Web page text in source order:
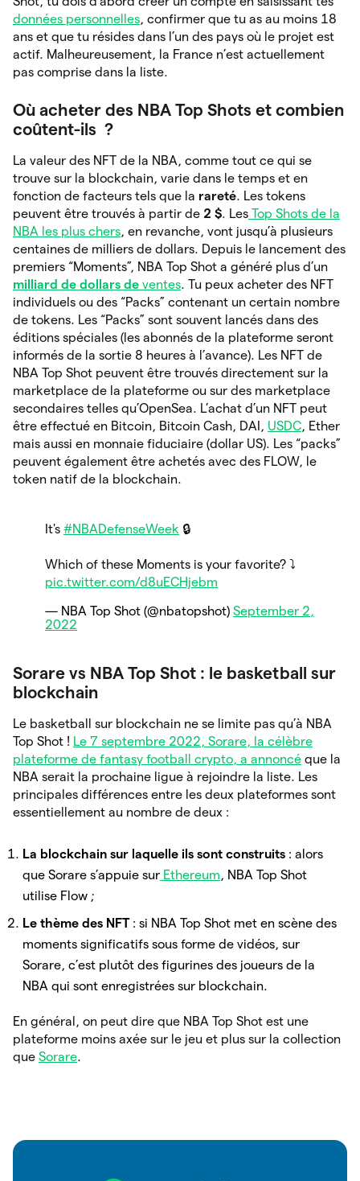
données personnelles, confirmer que tu as au moins 18
ans et que tu résides dans l’un des pays où le projet est
actif. Malheureusement, la France n’est actuellement
pas comprise dans la liste.
Où acheter des NBA Top Shots et combien
coûtent-ils ?
La valeur des NFT de la NBA, comme tout ce qui se
trouve sur la blockchain, varie dans le temps et en
fonction de facteurs tels que la rareté. Les tokens
peuvent être trouvés à partir de 2 $. Les Top Shots de la
NBA les plus chers, en revanche, vont jusqu’à plusieurs
centaines de milliers de dollars. Depuis le lancement des
premiers “Moments”, NBA Top Shot a généré plus d’un
milliard de dollars de ventes. Tu peux acheter des NFT
individuels ou des “Packs” contenant un certain nombre
de tokens. Les “Packs” sont souvent lancés dans des
éditions spéciales (les abonnés de la plateforme seront
informés de la sortie 8 heures à l’avance). Les NFT de
NBA Top Shot peuvent être trouvés directement sur la
marketplace de la plateforme ou sur des marketplace
secondaires telles qu’OpenSea. L’achat d’un NFT peut
être effectué en Bitcoin, Bitcoin Cash, DAI, USDC, Ether
mais aussi en monnaie fiduciaire (dollar US). Les “packs”
peuvent également être achetés avec des FLOW, le
token natif de la blockchain.
It's #NBADefenseWeek 🔒
Which of these Moments is your favorite? ⤵️
pic.twitter.com/d8uECHjebm
— NBA Top Shot (@nbatopshot) September 2,
2022
Sorare vs NBA Top Shot : le basketball sur
blockchain
Le basketball sur blockchain ne se limite pas qu’à NBA
Top Shot ! Le 7 septembre 2022, Sorare, la célèbre
plateforme de fantasy football crypto, a annoncé que la
NBA serait la prochaine ligue à rejoindre la liste. Les
principales différences entre les deux plateformes sont
essentiellement au nombre de deux :
La blockchain sur laquelle ils sont construits : alors
que Sorare s’appuie sur Ethereum, NBA Top Shot
utilise Flow ;
Le thème des NFT : si NBA Top Shot met en scène des
moments significatifs sous forme de vidéos, sur
Sorare, c’est plutôt des figurines des joueurs de la
NBA qui sont enregistrées sur blockchain.
En général, on peut dire que NBA Top Shot est une
plateforme moins axée sur le jeu et plus sur la collection
que Sorare.